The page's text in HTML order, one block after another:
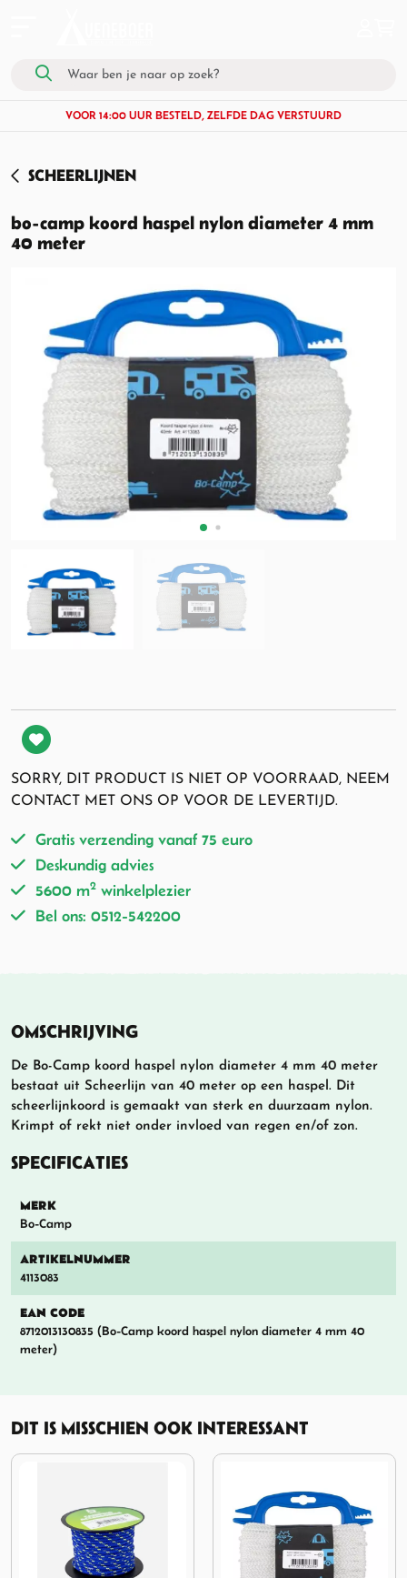
VOOR 14:00 UUR BESTELD, ZELFDE DAG VERSTUURD
SCHEERLIJNEN
bo-camp koord haspel nylon diameter 4 mm
40 meter
SORRY, DIT PRODUCT IS NIET OP VOORRAAD, NEEM
CONTACT MET ONS OP VOOR DE LEVERTIJD.
Gratis verzending vanaf 75 euro
Deskundig advies
5600 m2 winkelplezier
Bel ons: 0512-542200
OMSCHRIJVING
De Bo-Camp koord haspel nylon diameter 4 mm 40 meter
bestaat uit Scheerlijn van 40 meter op een haspel. Dit
scheerlijnkoord is gemaakt van sterk en duurzaam nylon.
Krimpt of rekt niet onder invloed van regen en/of zon.
SPECIFICATIES
MERK
Bo-Camp
ARTIKELNUMMER
4113083
EAN CODE
8712013130835 (Bo-Camp koord haspel nylon diameter 4 mm 40
meter)
DIT IS MISSCHIEN OOK INTERESSANT